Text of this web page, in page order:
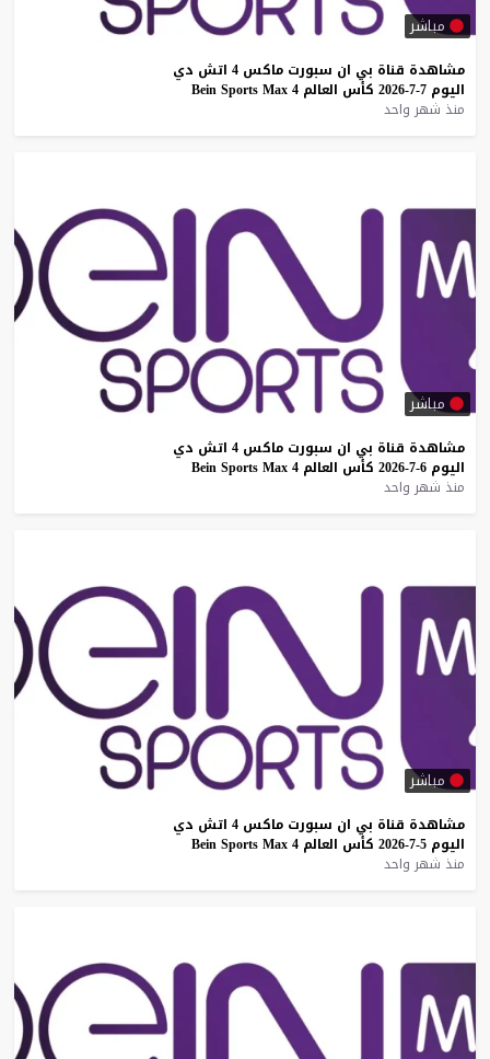
مباشر
مشاهدة قناة بي ان سبورت ماكس 4 اتش دي
اليوم 7-7-2026 كأس العالم Bein Sports Max 4
منذ شهر واحد
مباشر
مشاهدة قناة بي ان سبورت ماكس 4 اتش دي
اليوم 6-7-2026 كأس العالم Bein Sports Max 4
منذ شهر واحد
مباشر
مشاهدة قناة بي ان سبورت ماكس 4 اتش دي
اليوم 5-7-2026 كأس العالم Bein Sports Max 4
منذ شهر واحد